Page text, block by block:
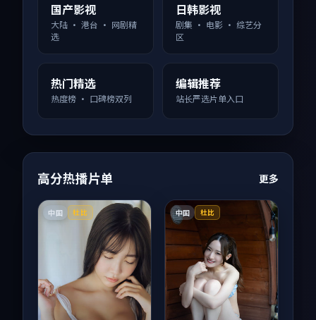
国产影视
大陆 · 港台 · 网剧精
选
日韩影视
剧集 · 电影 · 综艺分
区
热门精选
热度榜 · 口碑榜双列
编辑推荐
站长严选片单入口
高分热播片单 更多
中国 杜比 中国 杜比